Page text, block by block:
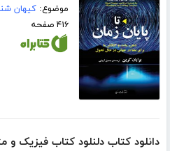
موضوع:کیهان
۴۱۶ صفحه
دانلود کتاب دلنلود کتاب فیزیک و